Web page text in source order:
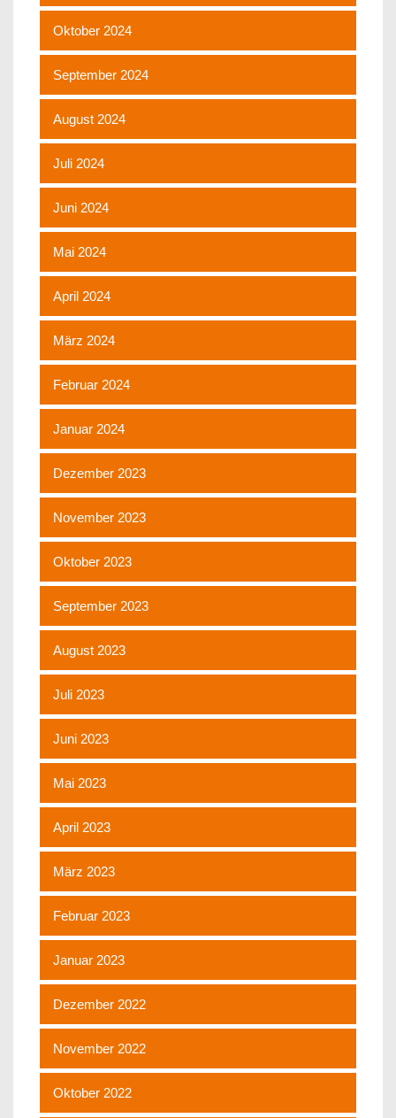
Oktober 2024
September 2024
August 2024
Juli 2024
Juni 2024
Mai 2024
April 2024
März 2024
Februar 2024
Januar 2024
Dezember 2023
November 2023
Oktober 2023
September 2023
August 2023
Juli 2023
Juni 2023
Mai 2023
April 2023
März 2023
Februar 2023
Januar 2023
Dezember 2022
November 2022
Oktober 2022